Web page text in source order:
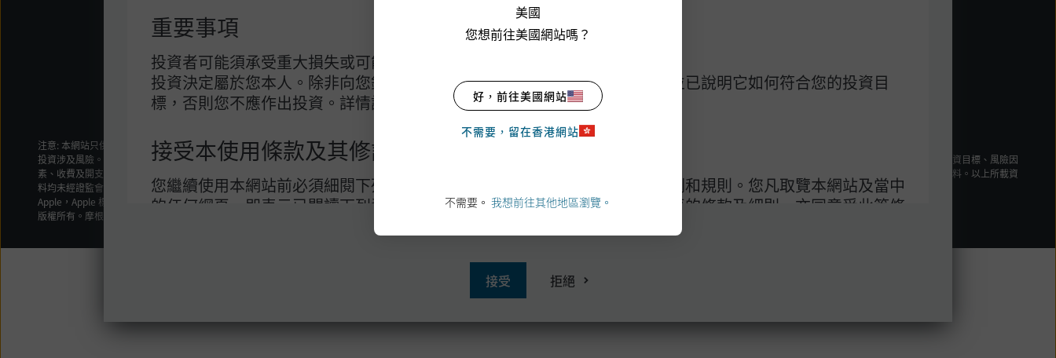
重要事項
投資者可能須承受重大損失或可能損失全部投資。
投資決定屬於您本人。除非向您銷售基金之中介人建議這是適合您的基金，並已說明它如何符合您的投資目
標，否則您不應作出投資。詳情請參閱
銷售文件。
接受本使用條款及其修訂項目
您繼續使用本網站前必須細閱下列資料。本條款載述適用於本網站的部分法例和規則。您凡取覽本網站及當中
的任何網頁，即表示已閱讀下列資料，並接受下述及另載於本網站之相關網頁的條款及細則，亦同意受此等條
款及細則約束。倘若您不同意下列條款及細則，請勿瀏覽本網站或當中的任何網頁。
本使用條款為您與摩根基金(亞洲)有限公司（下稱「我們」）之間的任何其他協議的補充，包括任何客戶或賬
戶協議，以及管限您使用本網站所提供的摩根基金(亞洲)有限公司之產品、服務、內容、工具及資料的任何其
接受 拒絕
注意: 本網站只供摩根基金（亞洲）有限公司之分銷商使用。本網站所載之內容不得作公開發布用途，亦不應提供予公眾使用。如選擇閱覽本資料，即閣下確認同意載於
投資涉及風險。過去表現並不代表將來表現。特別是投資於新興市場及小型企業的基金可能涉及較高風險，並通常較易受到價格變動所影響。投資者在作出任何投資決定前，應細閱及考慮基金
，當中載有基金的投資目標、風險因
素、收費及開支詳情。本網站所載資料並不構成投資建議，或要約出售或招攬要約購買任何證券、投資產品或服務，亦不構成為任何此等目的分發資料。以上所載資料均來自被認為可靠之來源，惟閣下仍應自行核實有關資料。以上所載資
料均未經證監會審閱，由摩根基金（亞洲）有限公司刊發。
Apple，Apple 標誌，iPad和iPhone是Apple Inc.在美國和其他國家註冊的商標。 App Store是Apple Inc.的服務標誌。
版權所有。摩根基金（亞洲）有限公司 2025。不得轉載。
美國
您想前往美國網站嗎？
好，前往美國網站
不需要，留在香港網站
不需要。 我想前往其他地區瀏覽。